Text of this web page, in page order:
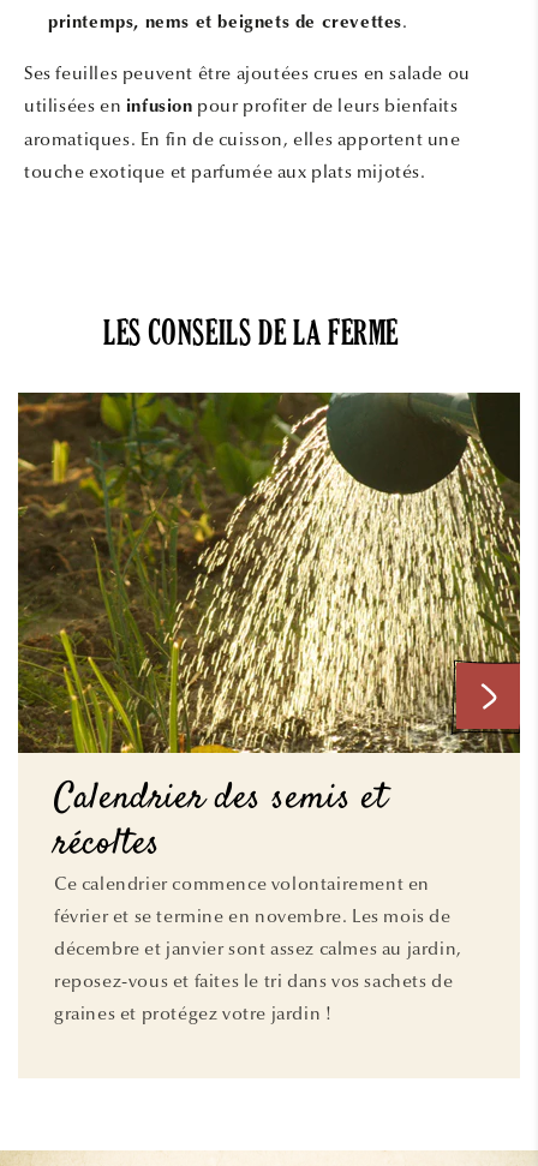
printemps, nems et beignets de crevettes.
Ses feuilles peuvent être ajoutées crues en salade ou
utilisées en infusion pour profiter de leurs bienfaits
aromatiques. En fin de cuisson, elles apportent une
touche exotique et parfumée aux plats mijotés.
LES CONSEILS DE LA FERME
Calendrier des semis et
récoltes
Ce calendrier commence volontairement en
février et se termine en novembre. Les mois de
décembre et janvier sont assez calmes au jardin,
reposez-vous et faites le tri dans vos sachets de
graines et protégez votre jardin !